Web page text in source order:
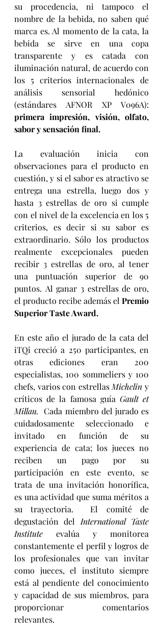
su procedencia, ni tampoco el
nombre de la bebida, no saben qué
marca es. Al momento de la cata, la
bebida se sirve en una copa
transparente y es catada con
iluminación natural, de acuerdo con
los 5 criterios internacionales de
análisis sensorial hedónico
primera impresión, visión, olfato,
sabor y sensación final.
La evaluación inicia con
observaciones para el producto en
cuestión, y si el sabor es atractivo se
entrega una estrella, luego dos y
hasta 3 estrellas de oro si cumple
con el nivel de la excelencia en los 5
criterios, es decir si su sabor es
extraordinario. Sólo los productos
realmente excepcionales pueden
recibir 3 estrellas de oro, al tener
una puntuación superior de 90
puntos. Al ganar 3 estrellas de oro,
el producto recibe además el Premio
Superior Taste Award.
En este año el jurado de la cata del
iTQi creció a 250 participantes, en
otras ediciones eran 200
especialistas, 100 sommeliers y 100
chefs, varios con estrellas Michelin y
críticos de la famosa guía Gault et
Millau. Cada miembro del jurado es
cuidadosamente seleccionado e
invitado en función de su
experiencia de cata; los jueces no
reciben un pago por su
participación en este evento, se
trata de una invitación honorífica,
es una actividad que suma méritos a
su trayectoria.  El comité de
degustación del
International Taste
Institute evalúa y monitorea
constantemente el perfil y logros de
los profesionales que van invitar
como jueces, el instituto siempre
está al pendiente del conocimiento
y capacidad de sus miembros, para
proporcionar comentarios
relevantes.